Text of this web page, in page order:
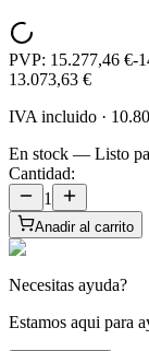
PVP: 15.277,46 €-
13.073,63 €
IVA incluido ·
En stock — Listo
Cantidad:
1
Anadir al carrito
Necesitas ayuda?
Estamos aqui para